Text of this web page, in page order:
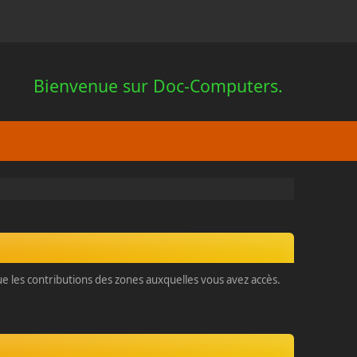
Bienvenue sur Doc-Computers.
contributions des zones auxquelles vous avez accès.